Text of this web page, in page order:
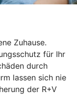
Zuhause.
für Ihr
durch
lassen sich nie
der R+V